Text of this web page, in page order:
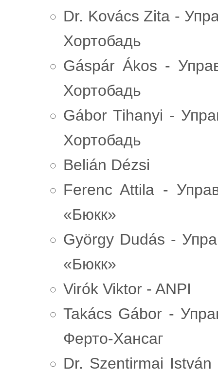
Dr. Kovács Zita -
Хортобадь
Gáspár Ákos -
Хортобадь
Gábor Tihanyi -
Хортобадь
Belián Dézsi
Ferenc Attila -
«Бюкк»
György Dudás -
«Бюкк»
Virók Viktor - ANPI
Takács Gábor -
Ферто-Хансаг
Dr. Szentirmai